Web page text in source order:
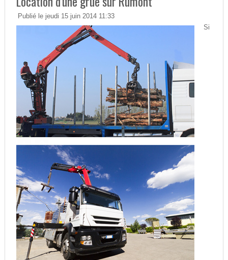
Publié le jeudi 15 juin 2014 11:33
Si